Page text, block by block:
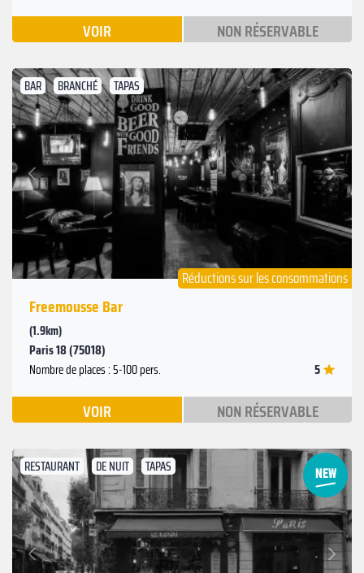
VOIR NON RÉSERVABLE
BAR BRANCHÉ TAPAS
Précédent
Suivant
Réductions sur les consommations
Freemousse Bar
(1.9km)
Paris 18 (75018)
Nombre de places : 5-100 pers. 5
VOIR NON RÉSERVABLE
RESTAURANT DE NUIT TAPAS
Précédent
Suivant